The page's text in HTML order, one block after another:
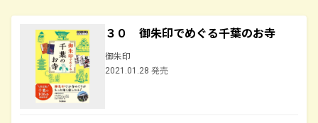
３０ 御朱印でめぐる千葉のお寺
御朱印
2021.01.28 発売